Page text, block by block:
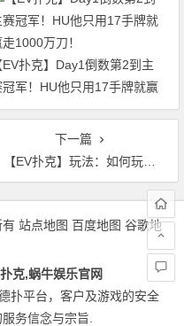
EV扑克】Day1倒数第2到主
冠军！HU他只用17手牌就赢
1000万刀！
下一篇
【EV扑克】玩法：如何玩好“容易受伤”的AK？
站点地图 百度地图 谷歌地
克,蜗牛娱乐官网
扑平台，客户及游戏的安全
务信念与宗旨.